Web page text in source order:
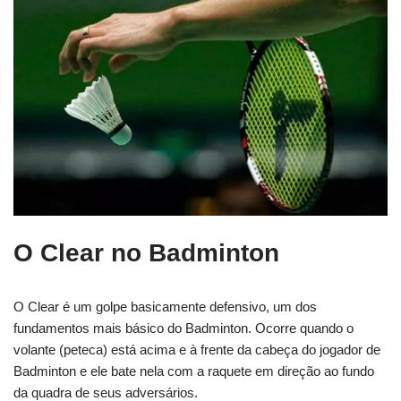
O Clear no Badminton
O Clear é um golpe basicamente defensivo, um dos
fundamentos mais básico do Badminton. Ocorre quando o
volante (peteca) está acima e à frente da cabeça do jogador de
Badminton e ele bate nela com a raquete em direção ao fundo
da quadra de seus adversários.